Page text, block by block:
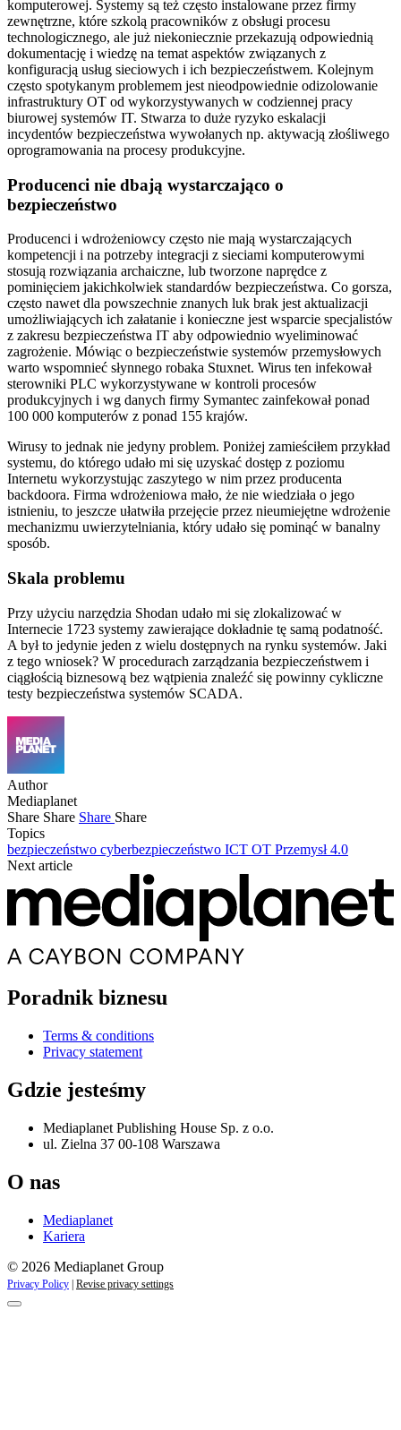
komputerowej. Systemy są też często instalowane przez firmy
zewnętrzne, które szkolą pracowników z obsługi procesu
technologicznego, ale już niekoniecznie przekazują odpowiednią
dokumentację i wiedzę na temat aspektów związanych z
konfiguracją usług sieciowych i ich bezpieczeństwem. Kolejnym
często spotykanym problemem jest nieodpowiednie odizolowanie
infrastruktury OT od wykorzystywanych w codziennej pracy
biurowej systemów IT. Stwarza to duże ryzyko eskalacji
incydentów bezpieczeństwa wywołanych np. aktywacją złośliwego
oprogramowania na procesy produkcyjne.
Producenci nie dbają wystarczająco o
bezpieczeństwo
Producenci i wdrożeniowcy często nie mają wystarczających
kompetencji i na potrzeby integracji z sieciami komputerowymi
stosują rozwiązania archaiczne, lub tworzone naprędce z
pominięciem jakichkolwiek standardów bezpieczeństwa. Co gorsza,
często nawet dla powszechnie znanych luk brak jest aktualizacji
umożliwiających ich załatanie i konieczne jest wsparcie specjalistów
z zakresu bezpieczeństwa IT aby odpowiednio wyeliminować
zagrożenie. Mówiąc o bezpieczeństwie systemów przemysłowych
warto wspomnieć słynnego robaka Stuxnet. Wirus ten infekował
sterowniki PLC wykorzystywane w kontroli procesów
produkcyjnych i wg danych firmy Symantec zainfekował ponad
100 000 komputerów z ponad 155 krajów.
Wirusy to jednak nie jedyny problem. Poniżej zamieściłem przykład
systemu, do którego udało mi się uzyskać dostęp z poziomu
Internetu wykorzystując zaszytego w nim przez producenta
backdoora. Firma wdrożeniowa mało, że nie wiedziała o jego
istnieniu, to jeszcze ułatwiła przejęcie przez nieumiejętne wdrożenie
mechanizmu uwierzytelniania, który udało się pominąć w banalny
sposób.
Skala problemu
Przy użyciu narzędzia Shodan udało mi się zlokalizować w
Internecie 1723 systemy zawierające dokładnie tę samą podatność.
A był to jedynie jeden z wielu dostępnych na rynku systemów. Jaki
z tego wniosek? W procedurach zarządzania bezpieczeństwem i
ciągłością biznesową bez wątpienia znaleźć się powinny cykliczne
testy bezpieczeństwa systemów SCADA.
Author
Mediaplanet
Share Share Share Share
Topics
bezpieczeństwo cyberbezpieczeństwo ICT OT Przemysł 4.0
Next article
Poradnik biznesu
Terms & conditions
Privacy statement
Gdzie jesteśmy
Mediaplanet Publishing House Sp. z o.o.
ul. Zielna 37 00-108 Warszawa
O nas
Mediaplanet
Kariera
© 2026 Mediaplanet Group
Privacy Policy | Revise privacy settings